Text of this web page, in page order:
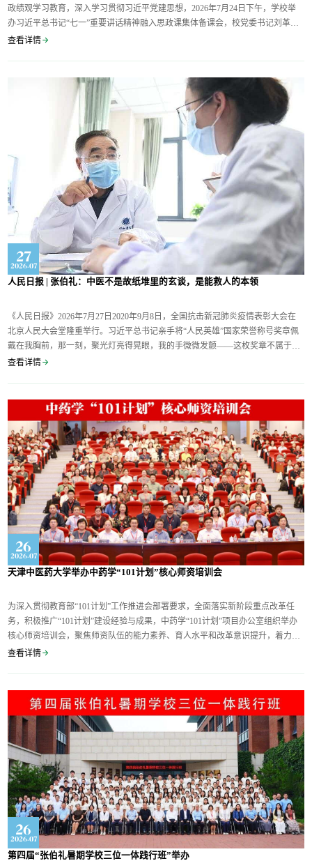
政绩观学习教育，深入学习贯彻习近平党建思想，2026年7月24日下午，学校举
办习近平总书记“七一”重要讲话精神融入思政课集体备课会，校党委书记刘革生
出席会议并讲话。学校办公室、党委宣传部、教务处负责同志，马克思主义学院
查看详情
27
2026-07
人民日报 | 张伯礼：中医不是故纸堆里的玄谈，是能救人的本领
《人民日报》2026年7月27日2020年9月8日，全国抗击新冠肺炎疫情表彰大会在
北京人民大会堂隆重举行。习近平总书记亲手将“人民英雄”国家荣誉称号奖章佩
戴在我胸前，那一刻，聚光灯亮得晃眼，我的手微微发颤——这枚奖章不属于我
一个人，它属于4.2万多名逆行援鄂的医护人员，属于江夏方舱医院昼夜值守的医
查看详情
26
2026-07
天津中医药大学举办中药学“101计划”核心师资培训会
为深入贯彻教育部“101计划”工作推进会部署要求，全面落实新阶段重点改革任
务，积极推广“101计划”建设经验与成果，中药学“101计划”项目办公室组织举办
核心师资培训会，聚焦师资队伍的能力素养、育人水平和改革意识提升，着力推
动中药学“101计划”成果向纵深转化、向全局拓展。培训会于2026年7月24日在天
查看详情
26
2026-07
第四届“张伯礼暑期学校三位一体践行班”举办